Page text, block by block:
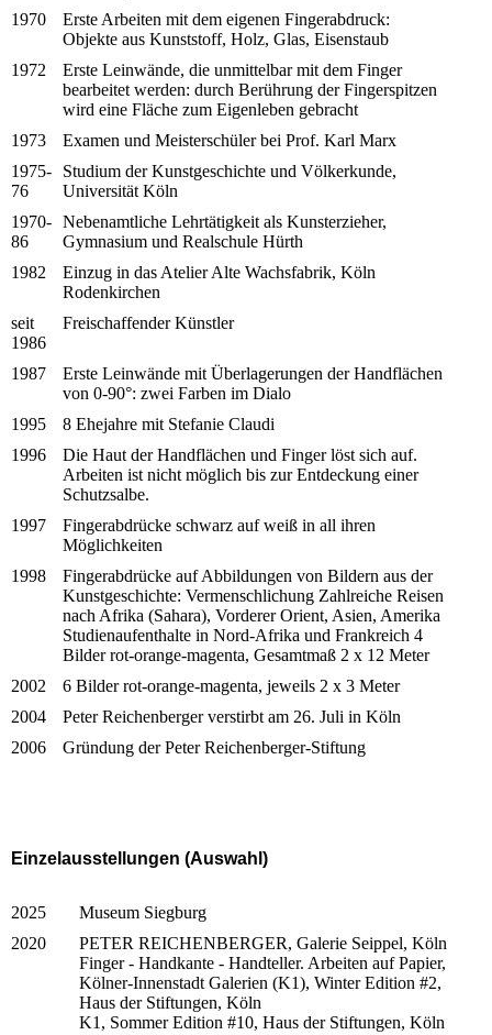
1970
Erste Arbeiten mit dem eigenen Fingerabdruck:
Objekte aus Kunststoff, Holz, Glas, Eisenstaub
1972
Erste Leinwände, die unmittelbar mit dem Finger
bearbeitet werden: durch Berührung der Fingerspitzen
wird eine Fläche zum Eigenleben gebracht
1973
Examen und Meisterschüler bei Prof. Karl Marx
1975-
76
Studium der Kunstgeschichte und Völkerkunde,
Universität Köln
1970-
86
Nebenamtliche Lehrtätigkeit als Kunsterzieher,
Gymnasium und Realschule Hürth
1982
Einzug in das Atelier Alte Wachsfabrik, Köln
Rodenkirchen
seit
1986
Freischaffender Künstler
1987
Erste Leinwände mit Überlagerungen der Handflächen
von 0-90°: zwei Farben im Dialo
1995
8 Ehejahre mit Stefanie Claudi
1996
Die Haut der Handflächen und Finger löst sich auf.
Arbeiten ist nicht möglich bis zur Entdeckung einer
Schutzsalbe.
1997
Fingerabdrücke schwarz auf weiß in all ihren
Möglichkeiten
1998
Fingerabdrücke auf Abbildungen von Bildern aus der
Kunstgeschichte: Vermenschlichung Zahlreiche Reisen
nach Afrika (Sahara), Vorderer Orient, Asien, Amerika
Studienaufenthalte in Nord-Afrika und Frankreich 4
Bilder rot-orange-magenta, Gesamtmaß 2 x 12 Meter
2002
6 Bilder rot-orange-magenta, jeweils 2 x 3 Meter
2004
Peter Reichenberger verstirbt am 26. Juli in Köln
2006
Gründung der Peter Reichenberger-Stiftung
Einzelausstellungen (Auswahl)
2025
Museum Siegburg
2020
PETER REICHENBERGER, Galerie Seippel, Köln
Finger - Handkante - Handteller. Arbeiten auf Papier,
Kölner-Innenstadt Galerien (K1), Winter Edition #2,
Haus der Stiftungen, Köln
K1, Sommer Edition #10, Haus der Stiftungen, Köln